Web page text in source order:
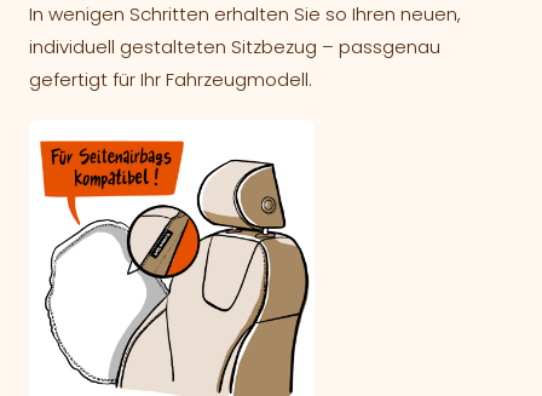
In wenigen Schritten erhalten Sie so Ihren neuen,
individuell gestalteten Sitzbezug – passgenau
gefertigt für Ihr Fahrzeugmodell.